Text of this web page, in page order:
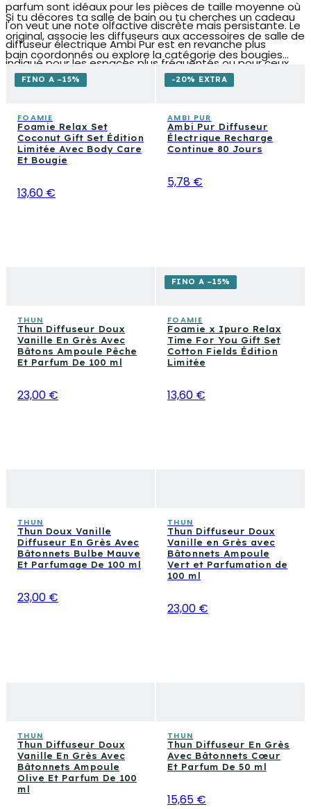
parfum sont idéaux pour les pièces de taille moyenne où
l'on veut une note olfactive discrète mais persistante. Le
diffuseur électrique Ambi Pur est en revanche plus
indiqué pour les espaces plus fréquentés ou pour ceux
qui veulent une parfumation automatique et à long
Si tu décores ta salle de bain ou tu cherches un cadeau
original, associe les diffuseurs aux accessoires de salle de
bain coordonnés ou explore la catégorie des bougies
parfumées et des parfums pour tissus pour une
domestiques avec la même attention réservée à leur
propre skincare, les diffuseurs d'ambiance représentent
le premier pas vers une routine olfactive consciente et
agréable chaque jour.
FINO A −15%
FOAMIE
Foamie Relax Set
Coconut Gift Set Édition
Limitée Avec Body Care
Et Bougie
13,60 €
-20% EXTRA
AMBI PUR
Ambi Pur Diffuseur
Électrique Recharge
Continue 80 Jours
5,78 €
THUN
Thun Diffuseur Doux
Vanille En Grès Avec
Bâtons Ampoule Pêche
Et Parfum De 100 ml
23,00 €
FINO A −15%
FOAMIE
Foamie x Ipuro Relax
Time For You Gift Set
Cotton Fields Édition
Limitée
13,60 €
THUN
Thun Doux Vanille
Diffuseur En Grès Avec
Bâtonnets Bulbe Mauve
Et Parfumage De 100 ml
23,00 €
THUN
Thun Diffuseur Doux
Vanille en Grès avec
Bâtonnets Ampoule
Vert et Parfumation de
100 ml
23,00 €
THUN
Thun Diffuseur Doux
Vanille En Grès Avec
Bâtonnets Ampoule
Olive Et Parfum De 100
ml
THUN
Thun Diffuseur En Grès
Avec Bâtonnets Cœur
Et Parfum De 50 ml
15,65 €